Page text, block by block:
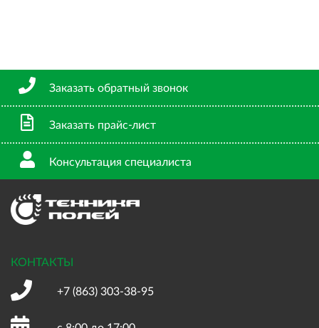
Заказать обратный звонок
Заказать прайс-лист
Консультация специалиста
КОНТАКТЫ
+7 (863) 303-38-95